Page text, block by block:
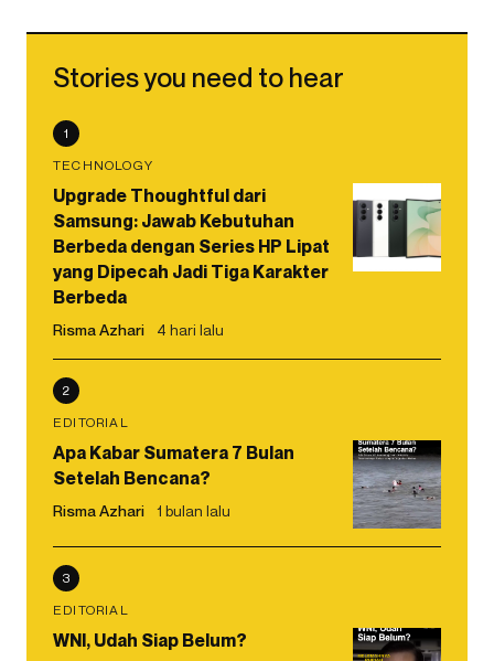
Stories you need to hear
1
TECHNOLOGY
Upgrade Thoughtful dari
Samsung: Jawab Kebutuhan
Berbeda dengan Series HP Lipat
yang Dipecah Jadi Tiga Karakter
Berbeda
Risma Azhari 4 hari lalu
2
EDITORIAL
Apa Kabar Sumatera 7 Bulan
Setelah Bencana?
Risma Azhari 1 bulan lalu
3
EDITORIAL
WNI, Udah Siap Belum?